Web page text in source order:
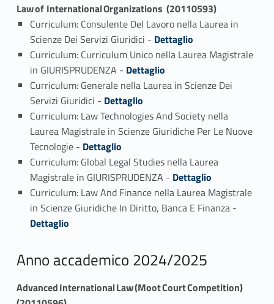
Law of International Organizations (20110593)
Curriculum: Consulente Del Lavoro nella Laurea in
Scienze Dei Servizi Giuridici - Link identifier #identifier_person_13397-1
Dettaglio
Curriculum: Curriculum Unico nella Laurea Magistrale
in GIURISPRUDENZA - Link identifier #identifier_person_83650-2
Dettaglio
Curriculum: Generale nella Laurea in Scienze Dei
Servizi Giuridici - Link identifier #identifier_person_141578-3
Dettaglio
Curriculum: Law Technologies And Society nella
Laurea Magistrale in Scienze Giuridiche Per Le Nuove
Tecnologie - Link identifier #identifier_person_167263-4
Dettaglio
Curriculum: Global Legal Studies nella Laurea
Magistrale in GIURISPRUDENZA - Link identifier #identifier_person_183347-5
Dettaglio
Curriculum: Law And Finance nella Laurea Magistrale
in Scienze Giuridiche In Diritto, Banca E Finanza -
Dettaglio
Anno accademico 2024/2025
Advanced International Law (Moot Court Competition)